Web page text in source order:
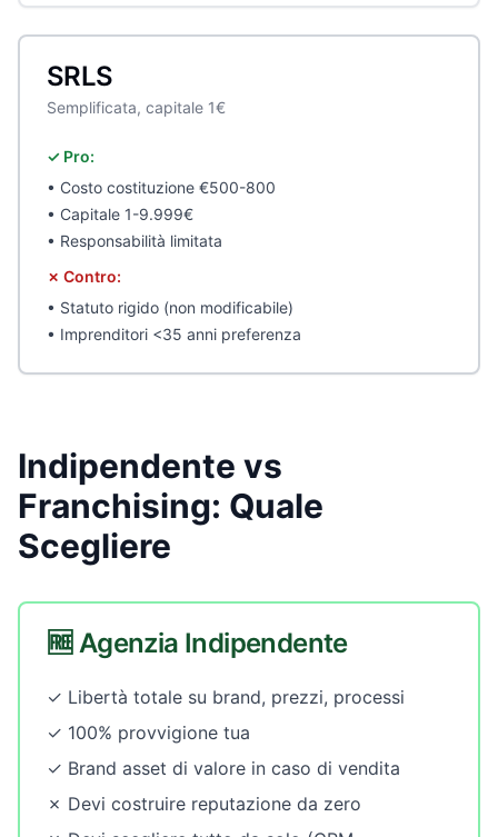
SRLS
Semplificata, capitale 1€
✓ Pro:
• Costo costituzione €500-800
• Capitale 1-9.999€
• Responsabilità limitata
✗ Contro:
• Statuto rigido (non modificabile)
• Imprenditori <35 anni preferenza
Indipendente vs
Franchising: Quale
Scegliere
🆓 Agenzia Indipendente
✓ Libertà totale su brand, prezzi, processi
✓ 100% provvigione tua
✓ Brand asset di valore in caso di vendita
✗ Devi costruire reputazione da zero